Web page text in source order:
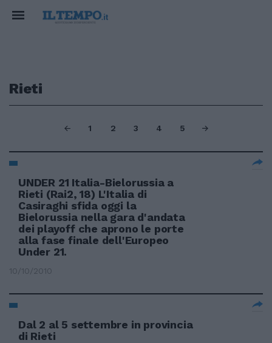
Rieti
1 2 3 4 5
UNDER 21 Italia-Bielorussia a
Rieti (Rai2, 18) L'Italia di
Casiraghi sfida oggi la
Bielorussia nella gara d'andata
dei playoff che aprono le porte
alla fase finale dell'Europeo
Under 21.
10/10/2010
Dal 2 al 5 settembre in provincia
di Rieti